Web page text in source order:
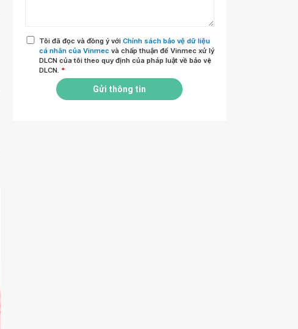
Tôi đã đọc và đồng ý với Chính sách bảo vệ dữ liệu
cá nhân của Vinmec và chấp thuận để Vinmec xử lý
DLCN của tôi theo quy định của pháp luật về bảo vệ
DLCN. *
Gửi thông tin